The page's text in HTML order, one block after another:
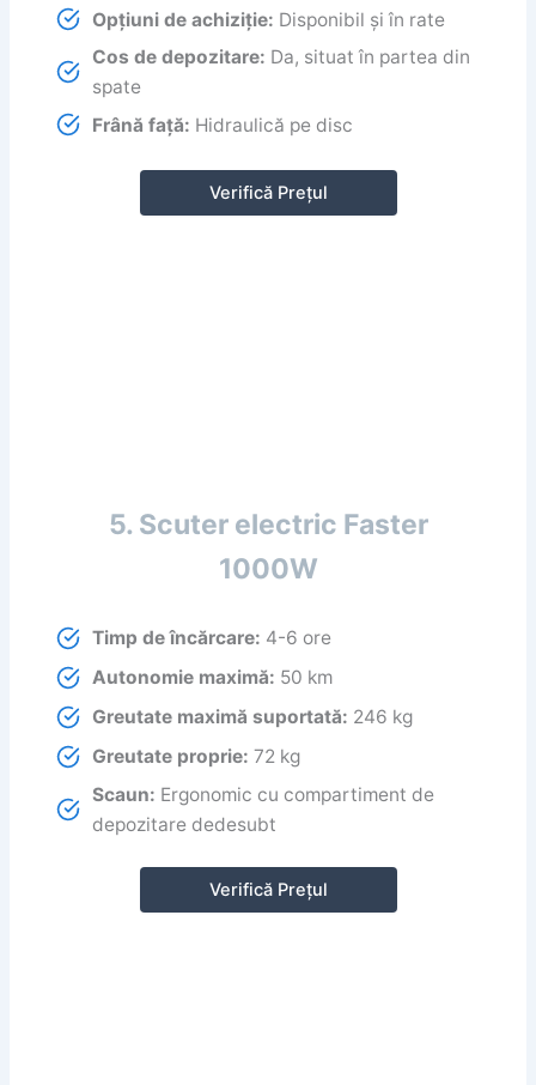
Opțiuni de achiziție: Disponibil și în rate
Cos de depozitare: Da, situat în partea din
spate
Frână față: Hidraulică pe disc
Verifică Prețul
5. Scuter electric Faster
1000W
Timp de încărcare: 4-6 ore
Autonomie maximă: 50 km
Greutate maximă suportată: 246 kg
Greutate proprie: 72 kg
Scaun: Ergonomic cu compartiment de
depozitare dedesubt
Verifică Prețul